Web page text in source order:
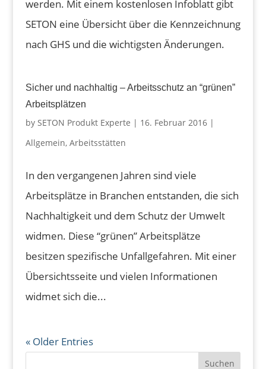
werden. Mit einem kostenlosen Infoblatt gibt
SETON eine Übersicht über die Kennzeichnung
nach GHS und die wichtigsten Änderungen.
Sicher und nachhaltig – Arbeitsschutz an “grünen”
Arbeitsplätzen
by SETON Produkt Experte | 16. Februar 2016|
Allgemein, Arbeitsstätten
In den vergangenen Jahren sind viele
Arbeitsplätze in Branchen entstanden, die sich
Nachhaltigkeit und dem Schutz der Umwelt
widmen. Diese “grünen” Arbeitsplätze
besitzen spezifische Unfallgefahren. Mit einer
Übersichtsseite und vielen Informationen
widmet sich die...
« Older Entries